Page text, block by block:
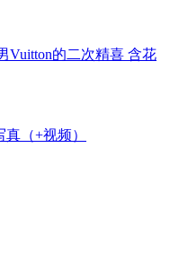
Vuitton的二次精喜 含花